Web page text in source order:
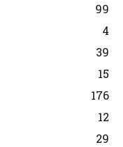
99
4
39
15
176
12
29